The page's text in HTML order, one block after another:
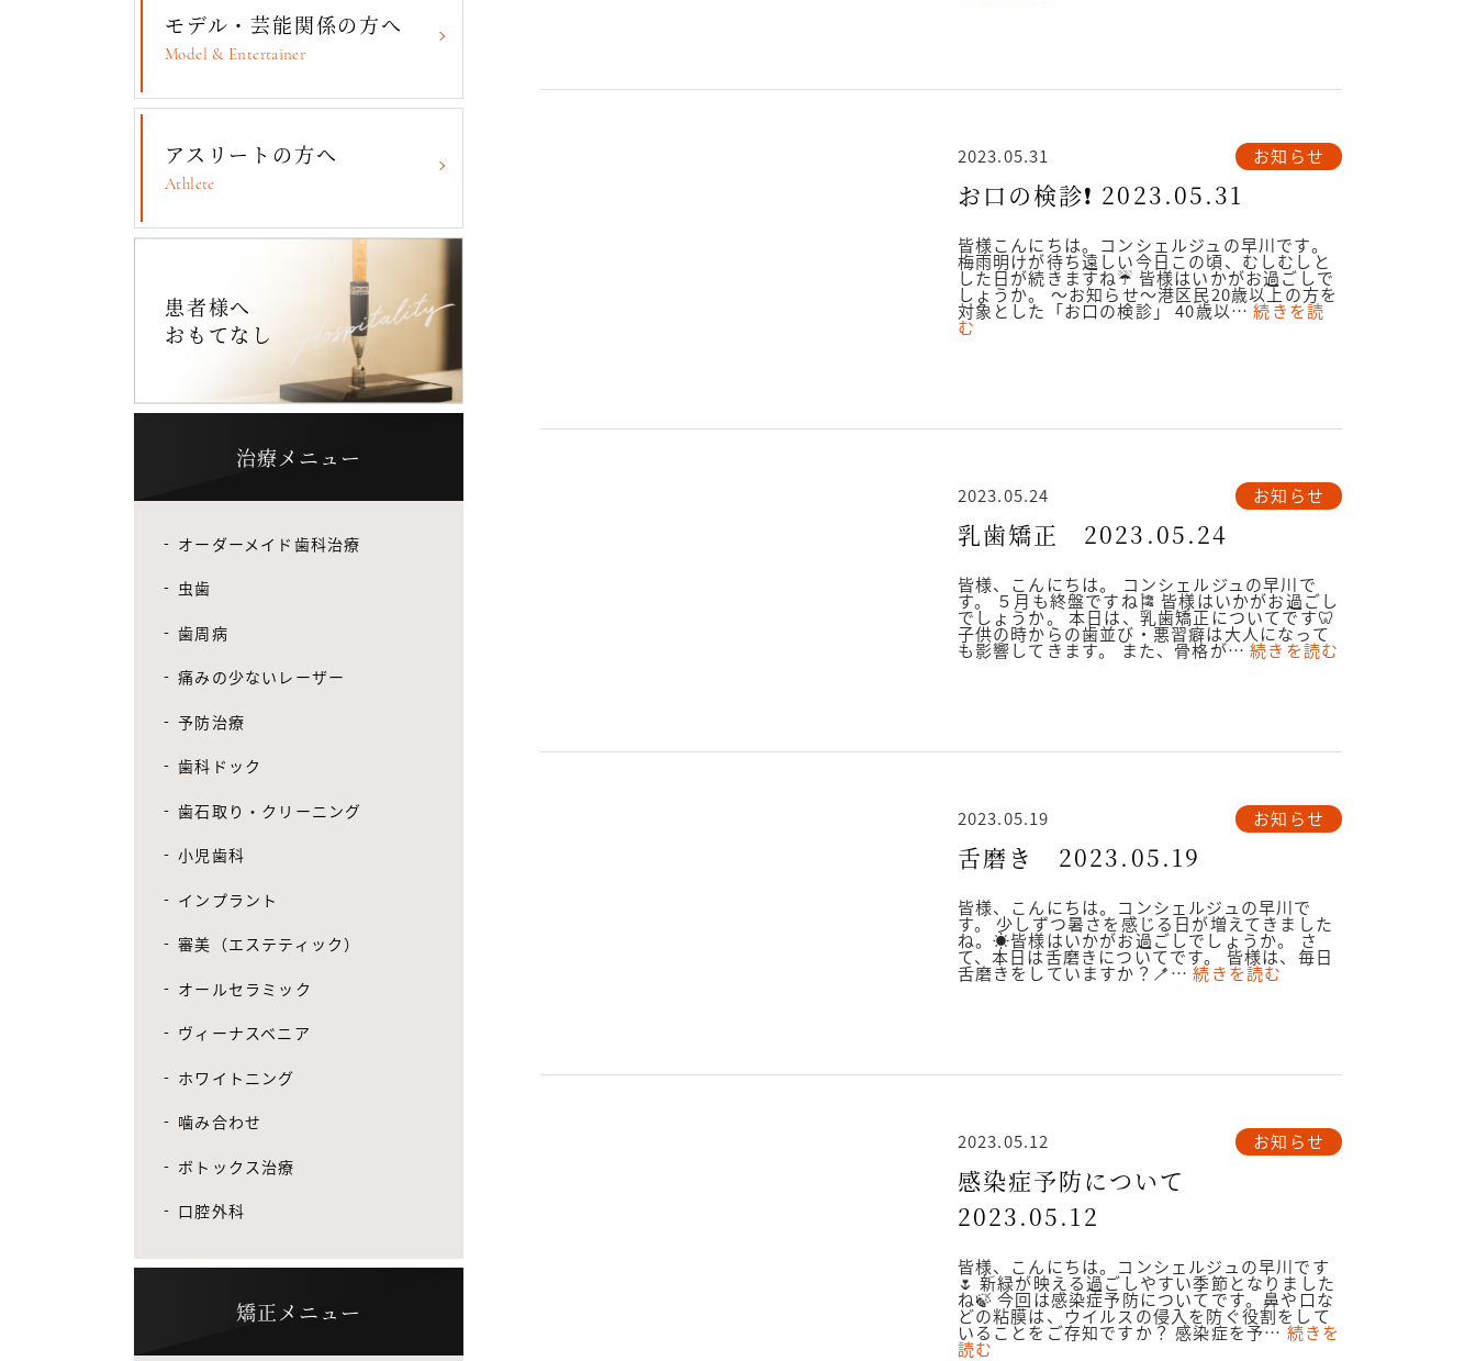
2023.05.31 お知らせ
お口の検診❗️ 2023.05.31
皆様こんにちは。コンシェルジュの早川です。
梅雨明けが待ち遠しい今日この頃、むしむしと
した日が続きますね☔️ 皆様はいかがお過ごしで
しょうか。 ～お知らせ～港区民20歳以上の方を
対象とした「お口の検診」 40歳以…続きを読
む
2023.05.24 お知らせ
乳歯矯正 2023.05.24
皆様、こんにちは。 コンシェルジュの早川で
す。 ５月も終盤ですね🎏 皆様はいかがお過ごし
でしょうか。 本日は、乳歯矯正についてです🦷
子供の時からの歯並び・悪習癖は大人になって
も影響してきます。 また、骨格が…続きを読む
2023.05.19 お知らせ
舌磨き 2023.05.19
皆様、こんにちは。コンシェルジュの早川で
す。 少しずつ暑さを感じる日が増えてきました
ね。☀️皆様はいかがお過ごしでしょうか。 さ
て、本日は舌磨きについてです。 皆様は、毎日
舌磨きをしていますか？🪥…続きを読む
2023.05.12 お知らせ
感染症予防について
2023.05.12
皆様、こんにちは。コンシェルジュの早川です
🌷 新緑が映える過ごしやすい季節となりました
ね🍃 今回は感染症予防についてです。鼻や口な
どの粘膜は、ウイルスの侵入を防ぐ役割をして
いることをご存知ですか？ 感染症を予… 続きを
読む
モデル・芸能関係の方へ
Model & Entertainer
アスリートの方へ
Athlete
患者様へ
おもてなし
治療メニュー
オーダーメイド歯科治療
虫歯
歯周病
痛みの少ないレーザー
予防治療
歯科ドック
歯石取り・クリーニング
小児歯科
インプラント
審美（エステティック）
オールセラミック
ヴィーナスベニア
ホワイトニング
噛み合わせ
ボトックス治療
口腔外科
矯正メニュー